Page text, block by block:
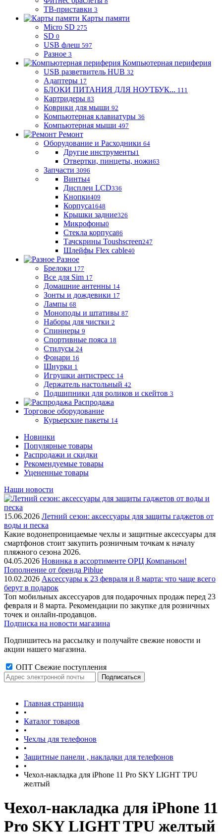
ТВ-приставки 3
Карты памяти
Micro SD 275
SD 0
USB флеш 597
Разное 3
Компьютерная периферия
USB разветвитель HUB 32
Адаптеры 17
БЛОКИ ПИТАНИЯ ДЛЯ НОУТБУК... 111
Картридеры 83
Коврики для мыши 92
Компьютерная клавиатуры 36
Компьютерная мыши 497
Ремонт
Оборудование и Расходники 64
Другие инструменты1
Отвертки, пинцеты, ножи63
Запчасти 3096
Винты4
Дисплеи LCD336
Кнопки409
Корпуса1648
Крышки задние326
Микрофоны0
Стекла корпуса86
Тачскрины Toushscreen247
Шлейфы Flex cable40
Разное
Брелоки 177
Все для Sim 17
Домашние антенны 14
Зонты и дождевики 17
Лампы 68
Моноподы и штативы 87
Наборы для чистки 2
Спиннеры 9
Спортивные пояса 18
Стилусы 24
Фонари 16
Шнурки 1
Игрушки антистресс 14
Держатель настольный 42
Подшипники для роликов и скейтов 3
Распродажа
Торговое оборудование
Курьерские пакеты 14
Новинки
Популярные товары
Распродажи и скидки
Рекомендуемые товары
Уцененные товары
Наши новости
15.06.2026 Летний сезон: аксессуары для защиты гаджетов от
воды и песка
Какие водонепроницаемые чехлы и защитные аксессуары для
смартфонов стоит закупить розничным точкам к началу
пляжного сезона 2026.
04.05.2026 Новинка в ассортименте OРЦ Компаньон!
Пополнение от бренда Piblue
10.02.2026 Аксессуары к 23 февраля и 8 марта: что чаще всего
берут в подарок
Топ мобильных аксессуаров для подарочных продаж перед 23
февраля и 8 марта. Рекомендации по закупке для розничных
точек и онлайн-продавцов.
Подписка на новости магазина
Подпишитесь на рассылку и получайте свежие новости и
акции нашего магазина.
ОПТ Свежие поступления
Главная страница
•
Каталог товаров
•
Чехлы для телефонов
•
Защитные панели , накладки для телефонов
•
Чехол-накладка для iPhone 11 Pro SKY LIGHT TPU
желтый
Чехол-накладка для iPhone 11
Pro SKY LIGHT TPU желтый